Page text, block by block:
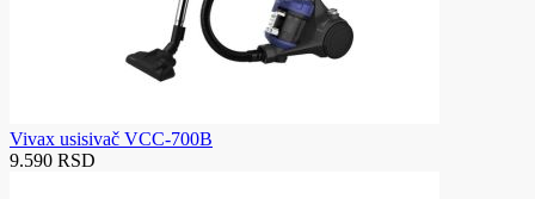
Vivax usisivač VCC-700B
9.590 RSD